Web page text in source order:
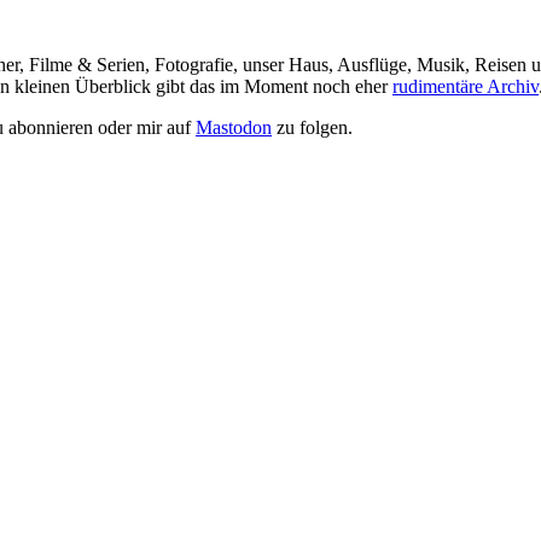
Filme & Serien, Fotografie, unser Haus, Ausflüge, Musik, Reisen
kleinen Überblick gibt das im Moment noch eherrudimentäre Archiv
abonnieren oder mir aufMastodon zu folgen.